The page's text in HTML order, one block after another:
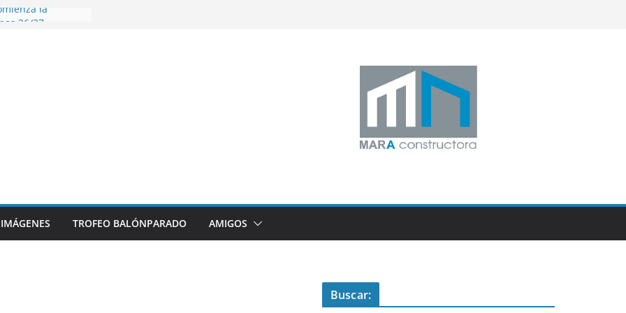
la
sumando
26/27
en el
de
IMÁGENES TROFEO BALÓNPARADO AMIGOS
Buscar: